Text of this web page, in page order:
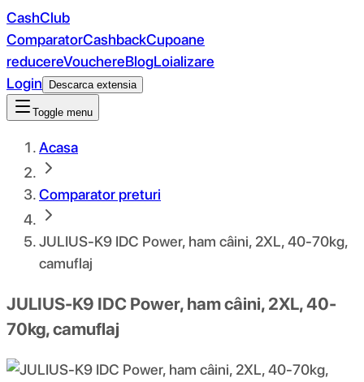
CashClub
ComparatorCashbackCupoane
reducereVouchereBlogLoializare
Login
Descarca extensia
Toggle menu
Acasa
Comparator preturi
JULIUS-K9 IDC Power, ham câini, 2XL, 40-70kg,
camuflaj
JULIUS-K9 IDC Power, ham câini, 2XL, 40-
70kg, camuflaj